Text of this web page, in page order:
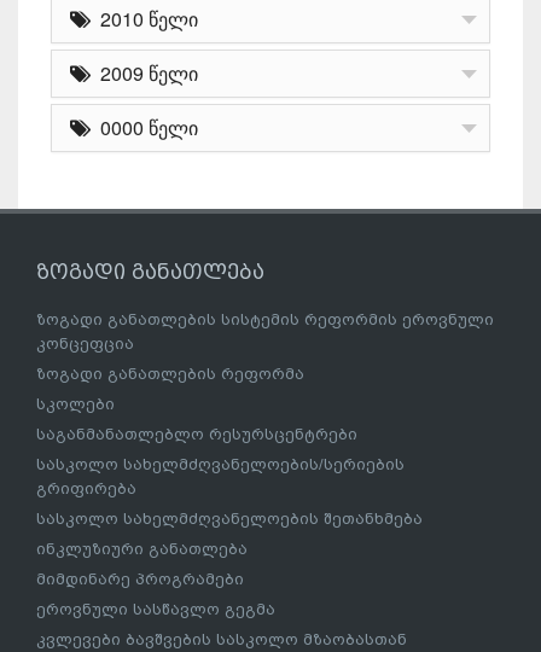
2010 წელი
2009 წელი
0000 წელი
ზოგადი განათლება
ზოგადი განათლების სისტემის რეფორმის ეროვნული
კონცეფცია
ზოგადი განათლების რეფორმა
სკოლები
საგანმანათლებლო რესურსცენტრები
სასკოლო სახელმძღვანელოების/სერიების
გრიფირება
სასკოლო სახელმძღვანელოების შეთანხმება
ინკლუზიური განათლება
მიმდინარე პროგრამები
ეროვნული სასწავლო გეგმა
კვლევები ბავშვების სასკოლო მზაობასთან